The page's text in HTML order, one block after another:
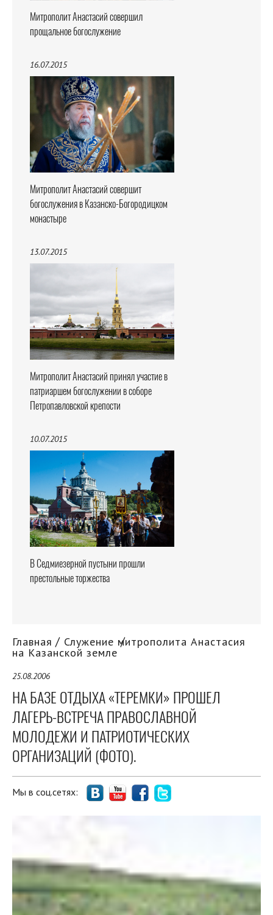
Митрополит Анастасий совершил
прощальное богослужение
16.07.2015
Митрополит Анастасий совершит
богослужения в Казанско-Богородицком
монастыре
13.07.2015
Митрополит Анастасий принял участие в
патриаршем богослужении в соборе
Петропавловской крепости
10.07.2015
В Седмиезерной пустыни прошли
престольные торжества
Главная Служение митрополита Анастасия
на Казанской земле
25.08.2006
НА БАЗЕ ОТДЫХА «ТЕРЕМКИ» ПРОШЕЛ
ЛАГЕРЬ-ВСТРЕЧА ПРАВОСЛАВНОЙ
МОЛОДЕЖИ И ПАТРИОТИЧЕСКИХ
ОРГАНИЗАЦИЙ (ФОТО).
Мы в соц.сетях: